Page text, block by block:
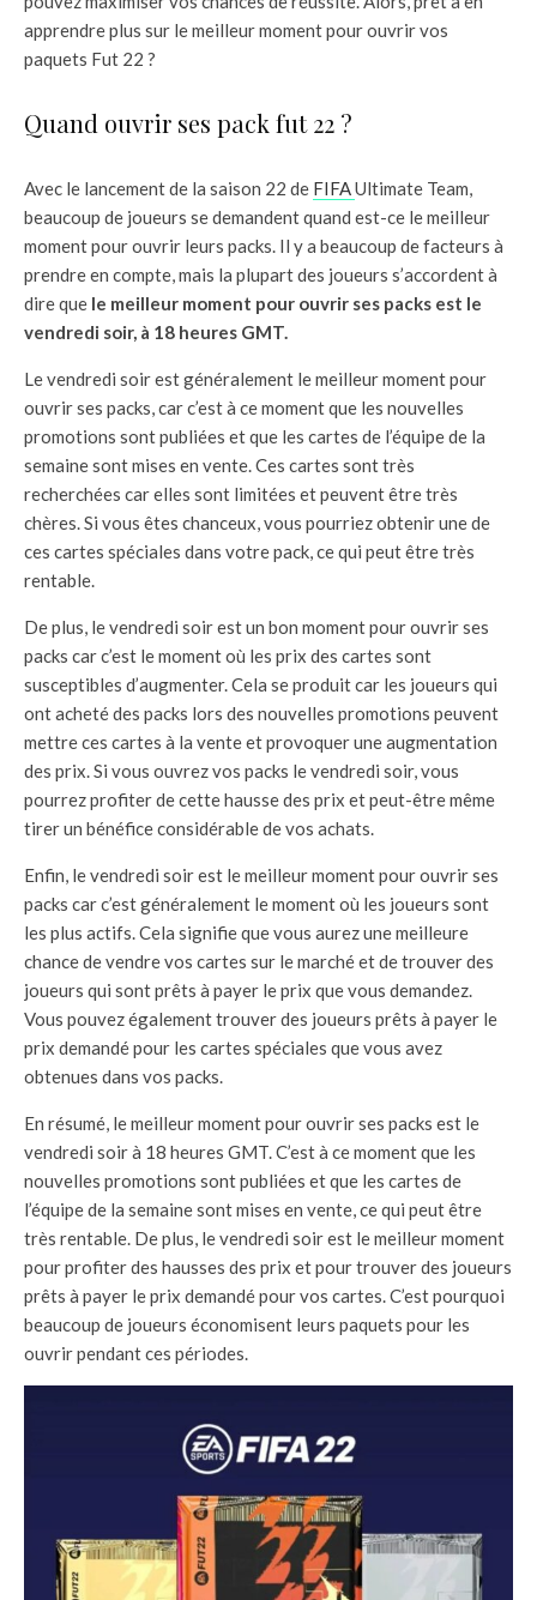
apprendre plus sur le meilleur moment pour ouvrir vos
paquets Fut 22 ?
Quand ouvrir ses pack fut 22 ?
Avec le lancement de la saison 22 de FIFAUltimate Team,
beaucoup de joueurs se demandent quand est-ce le meilleur
moment pour ouvrir leurs packs. Il y a beaucoup de facteurs à
prendre en compte, mais la plupart des joueurs s’accordent à
dire que le meilleur moment pour ouvrir ses packs est le
vendredi soir, à 18 heures GMT.
Le vendredi soir est généralement le meilleur moment pour
ouvrir ses packs, car c’est à ce moment que les nouvelles
promotions sont publiées et que les cartes de l’équipe de la
semaine sont mises en vente. Ces cartes sont très
recherchées car elles sont limitées et peuvent être très
chères. Si vous êtes chanceux, vous pourriez obtenir une de
ces cartes spéciales dans votre pack, ce qui peut être très
rentable.
De plus, le vendredi soir est un bon moment pour ouvrir ses
packs car c’est le moment où les prix des cartes sont
susceptibles d’augmenter. Cela se produit car les joueurs qui
ont acheté des packs lors des nouvelles promotions peuvent
mettre ces cartes à la vente et provoquer une augmentation
des prix. Si vous ouvrez vos packs le vendredi soir, vous
pourrez profiter de cette hausse des prix et peut-être même
tirer un bénéfice considérable de vos achats.
Enfin, le vendredi soir est le meilleur moment pour ouvrir ses
packs car c’est généralement le moment où les joueurs sont
les plus actifs. Cela signifie que vous aurez une meilleure
chance de vendre vos cartes sur le marché et de trouver des
joueurs qui sont prêts à payer le prix que vous demandez.
Vous pouvez également trouver des joueurs prêts à payer le
prix demandé pour les cartes spéciales que vous avez
obtenues dans vos packs.
En résumé, le meilleur moment pour ouvrir ses packs est le
vendredi soir à 18 heures GMT. C’est à ce moment que les
nouvelles promotions sont publiées et que les cartes de
l’équipe de la semaine sont mises en vente, ce qui peut être
très rentable. De plus, le vendredi soir est le meilleur moment
pour profiter des hausses des prix et pour trouver des joueurs
prêts à payer le prix demandé pour vos cartes. C’est pourquoi
beaucoup de joueurs économisent leurs paquets pour les
ouvrir pendant ces périodes.